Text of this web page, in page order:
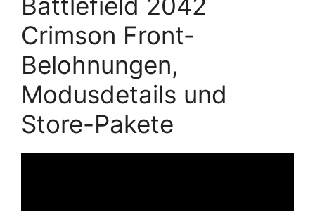
Crimson Front-
Belohnungen,
Modusdetails und
Store-Pakete